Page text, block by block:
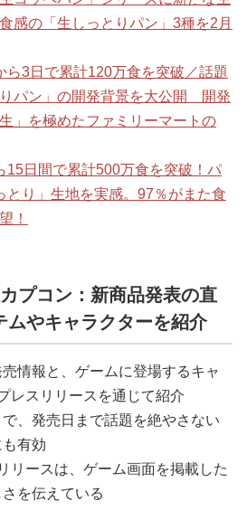
感の「生しっとりパン」3種を2月
ら3日で累計120万食を突破／話題
パン」の開発背景を大公開 開発
」を極めたファミリーマートの
15日間で累計500万食を突破！パ
とり」生地を実感。97％がまた食
！
プコン：新商品発表の直
ムやキャラクターを紹介
情報と、ゲームに登場するキャ
レスリリースを通じて紹介
、発売日まで話題を絶やさない
有効
リースは、ゲーム画面を掲載した
を伝えている